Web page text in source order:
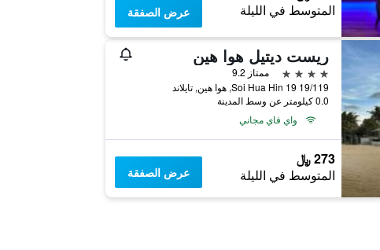
المتوسط في الليلة عرض الصفقة
ريست ديتيل هوا هين
4 نجوم
ممتاز 9.2
19/119 Soi Hua Hin 19, هوا هين, تايلاند
0.0 كيلومتر عن وسط المدينة
واي فاي مجاني
273 ﷼
المتوسط في الليلة عرض الصفقة